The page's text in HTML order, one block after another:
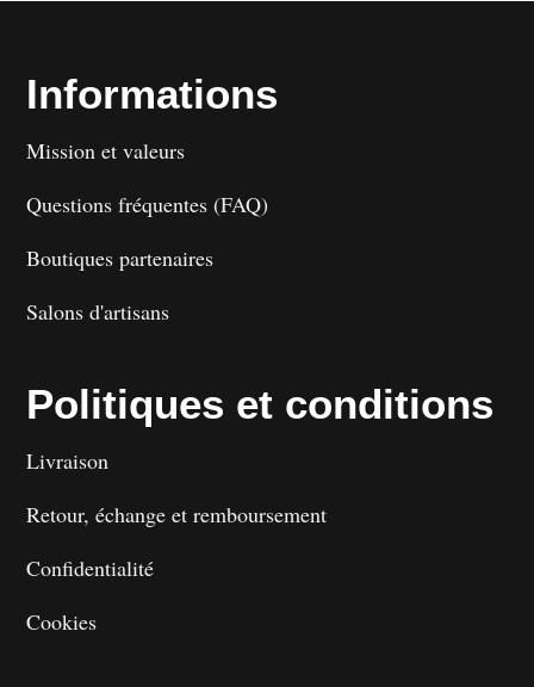
Informations
Mission et valeurs
Questions fréquentes (FAQ)
Boutiques partenaires
Salons d'artisans
Politiques et conditions
Livraison
Retour, échange et remboursement
Confidentialité
Cookies